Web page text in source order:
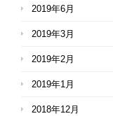
2019年6月
2019年3月
2019年2月
2019年1月
2018年12月